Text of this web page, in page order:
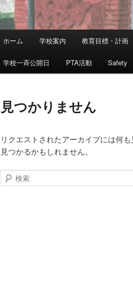
ホーム 学校案内 教育目標・計画
学校一斉公開日 PTA活動 Safety
見つかりません
リクエストされたアーカイブには何
見つかるかもしれません。
検
索